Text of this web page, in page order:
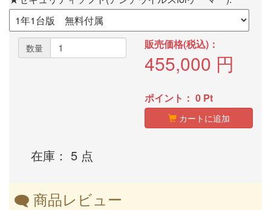
数量
在庫： 5 点
販売価格(税込)：
455,000 円
ポイント： 0 Pt
カートに追加
商品レビュー